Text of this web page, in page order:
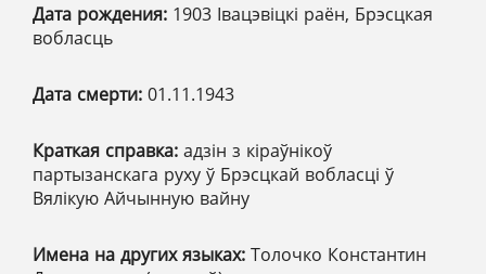
Дата рождения: 1903 Івацэвіцкі раён, Брэсцкая
вобласць
Дата смерти: 01.11.1943
Краткая справка: адзін з кіраўнікоў
партызанскага руху ў Брэсцкай вобласці ў
Вялікую Айчынную вайну
Имена на других языках: Толочко Константин